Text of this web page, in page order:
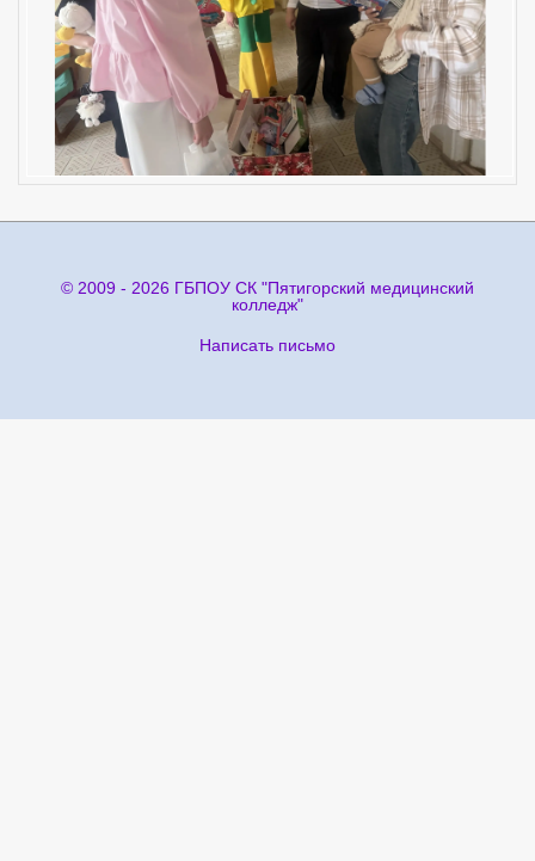
© 2009 - 2026 ГБПОУ СК "Пятигорский медицинский
колледж"
Написать письмо